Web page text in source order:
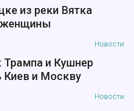
из реки Вятка
женщины
Новости
Трампа и Кушнер
Киев и Москву
Новости